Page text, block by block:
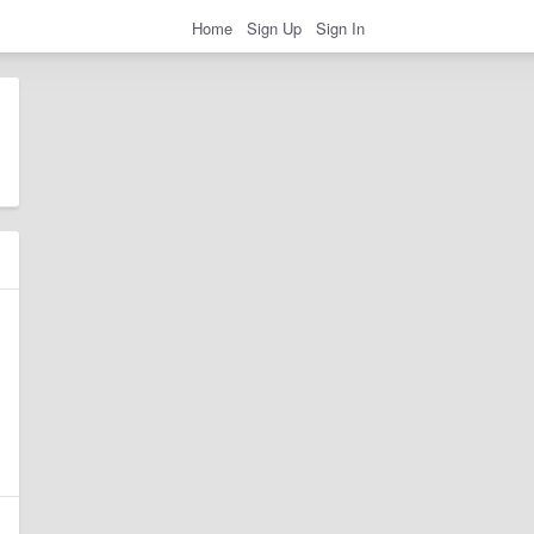
Home Sign Up Sign In